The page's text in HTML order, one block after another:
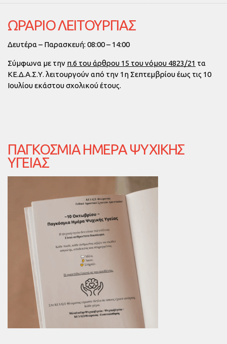
ΩΡΑΡΙΟ ΛΕΙΤΟΥΡΓΙΑΣ
Δευτέρα – Παρασκευή: 08:00 – 14:00
Σύμφωνα με την π.6 του άρθρου 15 του νόμου 4823/21 τα
ΚΕ.Δ.Α.Σ.Υ. λειτουργούν από την 1η Σεπτεμβρίου έως τις 10
Ιουλίουεκάστου σχολικού έτους.
ΠΑΓΚΌΣΜΙΑ ΗΜΈΡΑ ΨΥΧΙΚΉΣ
ΥΓΕΊΑΣ